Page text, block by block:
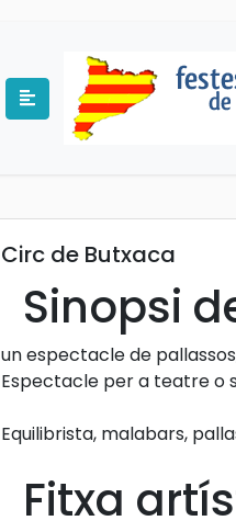
Circ de Butxaca
Sinopsi
un espectacle de
Espectacle per a teatre o
Equilibrista, malabars,
Fitxa